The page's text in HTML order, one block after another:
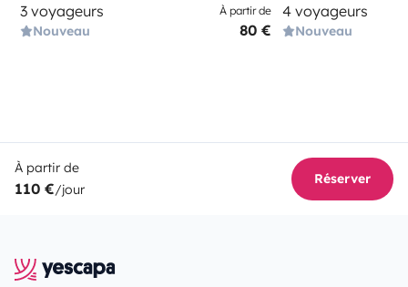
3 voyageurs
Nouveau
À partir de
80 €
4 voyageurs
Nouveau
À partir de
110 €/jour
Réserver